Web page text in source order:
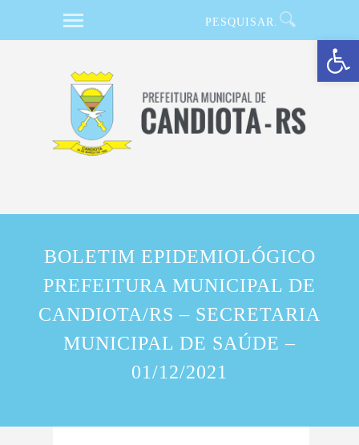
Barra de Ferramentas Aberta
BOLETIM EPIDEMIOLÓGICO
PREFEITURA MUNICIPAL DE
CANDIOTA/RS – SECRETARIA
MUNICIPAL DE SAÚDE –
01/12/2021